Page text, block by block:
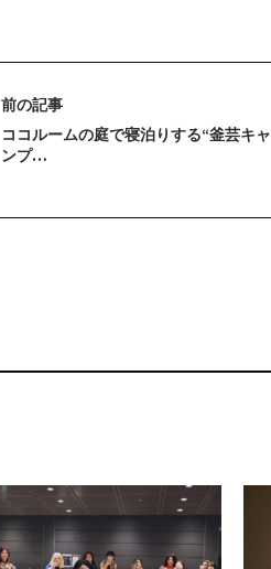
前の記事
ココルームの庭で寝泊りする“釜芸キャ
ンプ…